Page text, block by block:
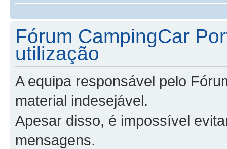
Fórum CampingCar
utilização
A equipa responsável pelo
material indesejável.
Apesar disso, é impossível
mensagens.